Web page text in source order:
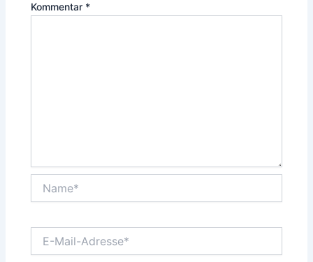
Kommentar *
Mail-